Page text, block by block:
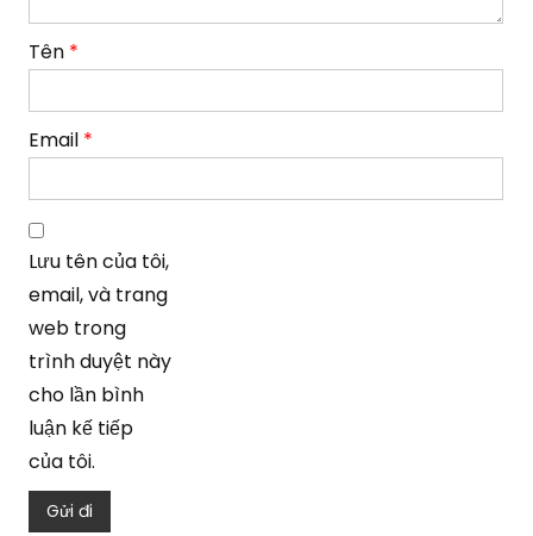
Tên *
Email *
Lưu tên của tôi,
email, và trang
web trong
trình duyệt này
cho lần bình
luận kế tiếp
của tôi.